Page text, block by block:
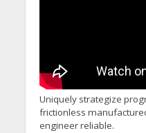
Uniquely strategize
frictionless
engineer reliable.